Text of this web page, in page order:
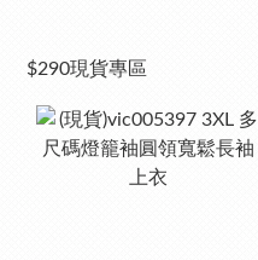
$290現貨專區